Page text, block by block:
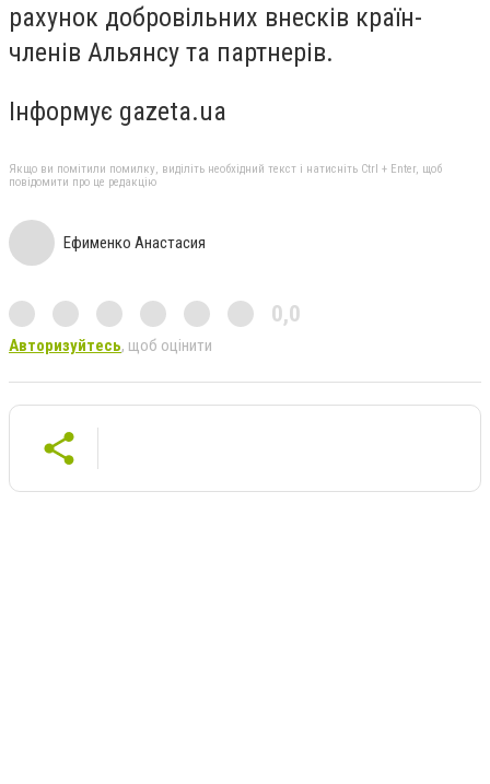
рахунок добровільних внесків країн-
членів Альянсу та партнерів.
Інформує gazeta.ua
Якщо ви помітили помилку, виділіть необхідний текст і натисніть Ctrl + Enter, щоб
повідомити про це редакцію
Ефименко Анастасия
0,0
Авторизуйтесь, щоб оцінити